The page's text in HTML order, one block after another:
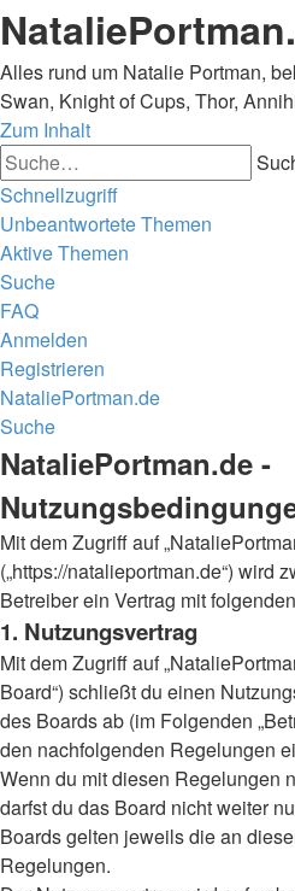
Alles rund um Natalie Portman,
Swan, Knight of Cups, Thor,
Zum Inhalt
Schnellzugriff
Unbeantwortete Themen
Aktive Themen
Suche
FAQ
Anmelden
Registrieren
NataliePortman.de
Suche
NataliePortman.de -
Mit dem Zugriff auf
(„https://natalieportman.de“) wird
Betreiber ein Vertrag mit
1. Nutzungsvertrag
Mit dem Zugriff auf
Board“) schließt du einen
des Boards ab (im Folgenden
den nachfolgenden Regelungen
Wenn du mit diesen Regelungen
darfst du das Board nicht weiter
Boards gelten jeweils die an
Regelungen.